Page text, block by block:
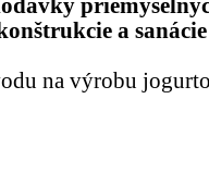
a
na výrobu